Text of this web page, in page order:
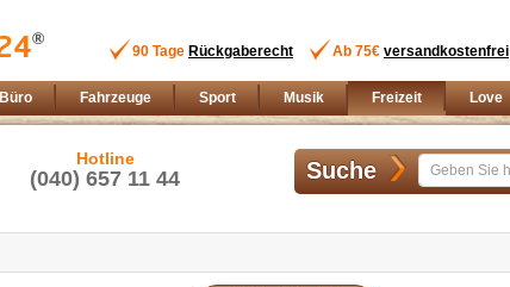
90 Tage Rückgaberecht Ab 75€ versandkostenfrei
Büro Fahrzeuge Sport Musik Freizeit Love
Hotline
(040) 657 11 44 Suche